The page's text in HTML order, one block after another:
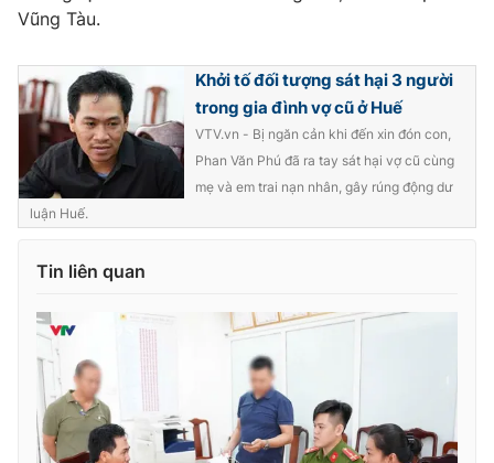
Vũng Tàu.
Khởi tố đối tượng sát hại 3 người
trong gia đình vợ cũ ở Huế
VTV.vn - Bị ngăn cản khi đến xin đón con,
Phan Văn Phú đã ra tay sát hại vợ cũ cùng
mẹ và em trai nạn nhân, gây rúng động dư
luận Huế.
Tin liên quan